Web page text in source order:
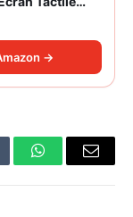
Lien
FM/USB/EQ
de Recul
→
WhatsAppEmail